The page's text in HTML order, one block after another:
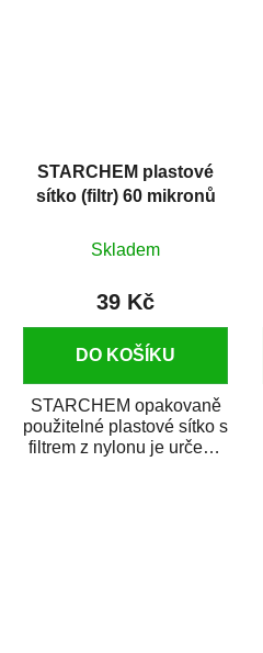
STARCHEM plastové
sítko (filtr) 60 mikronů
Skladem
39 Kč
DO KOŠÍKU
STARCHEM opakovaně
použitelné plastové sítko s
filtrem z nylonu je určeno